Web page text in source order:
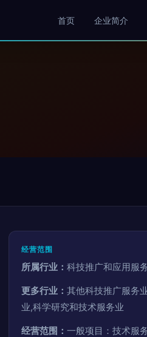
首页 企业简介
经营范围
所属行业： 科技推广和应用服
更多行业： 其他科技推广服务
业,科学研究和技术服务业
经营范围： 一般项目：技术服